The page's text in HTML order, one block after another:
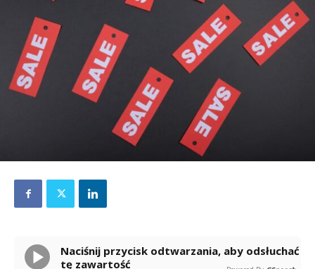
Naciśnij przycisk odtwarzania, aby odsłuchać
tę zawartość